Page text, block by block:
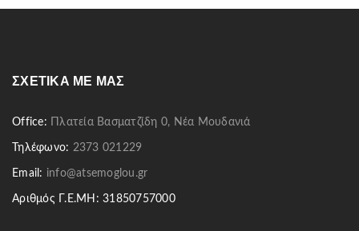
ΣΧΕΤΙΚΆ ΜΕ ΜΑΣ
Office: Πλατεία Βασματζίδη 0, Νέα Μουδανιά
Τηλέφωνο: 2373 021229
Email: info@atsemoglou.gr
Αριθμός Γ.Ε.ΜΗ: 31850757000